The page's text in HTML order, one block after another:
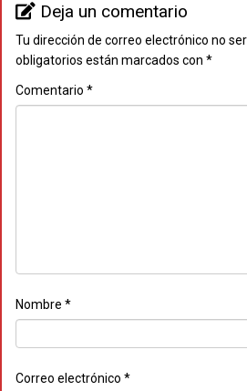
Deja un comentario
Tu dirección de correo electrónico no
obligatorios están marcados con *
Comentario *
Nombre *
Correo electrónico *